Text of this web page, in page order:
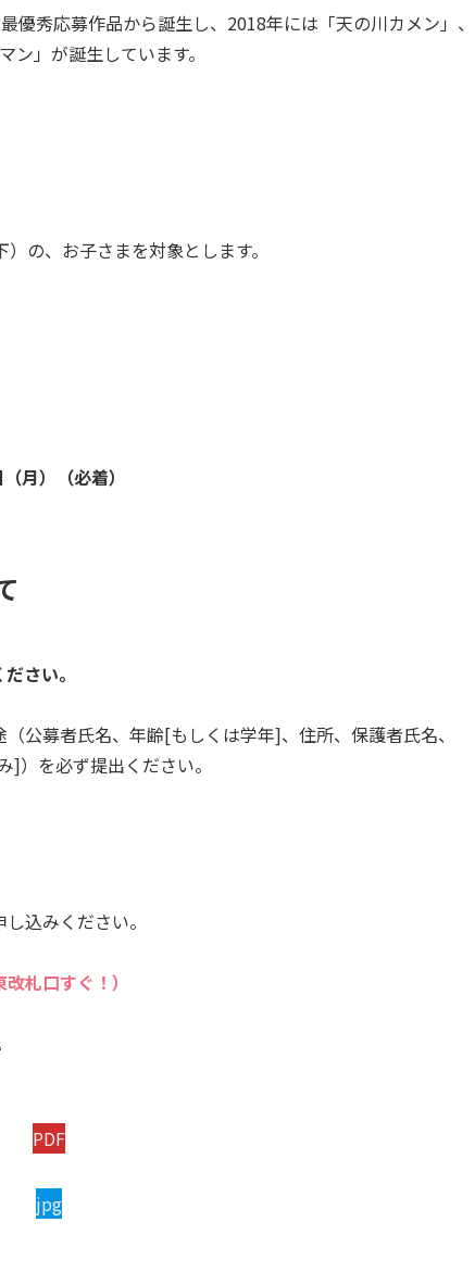
秀応募作品から誕生し、2018年には「天の川カメン」、
」が誕生しています。
の、お子さまを対象とします。
月）（必着）
さい。
公募者氏名、年齢[もしくは学年]、住所、保護者氏名、
）を必ず提出ください。
込みください。
札口すぐ！）
PDF
jpg